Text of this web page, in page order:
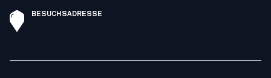
BESUCHSADRESSE